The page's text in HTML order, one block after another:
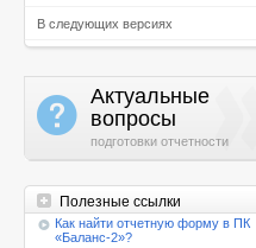
В следующих версиях
a Актуальные
вопросы
подготовки отчетности
Полезные ссылки
Как найти отчетную форму в ПК
«Баланс-2»?